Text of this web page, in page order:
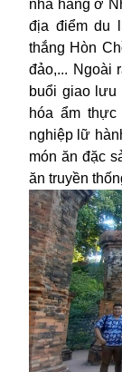
nhà hàng ở
địa điểm du
thắng Hòn
đảo,... Ngoài
buổi giao lưu
hóa ẩm
nghiệp lữ
món ăn đặc
ăn truyền